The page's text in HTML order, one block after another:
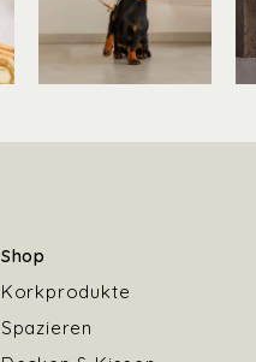
Shop
Korkprodukte
Spazieren